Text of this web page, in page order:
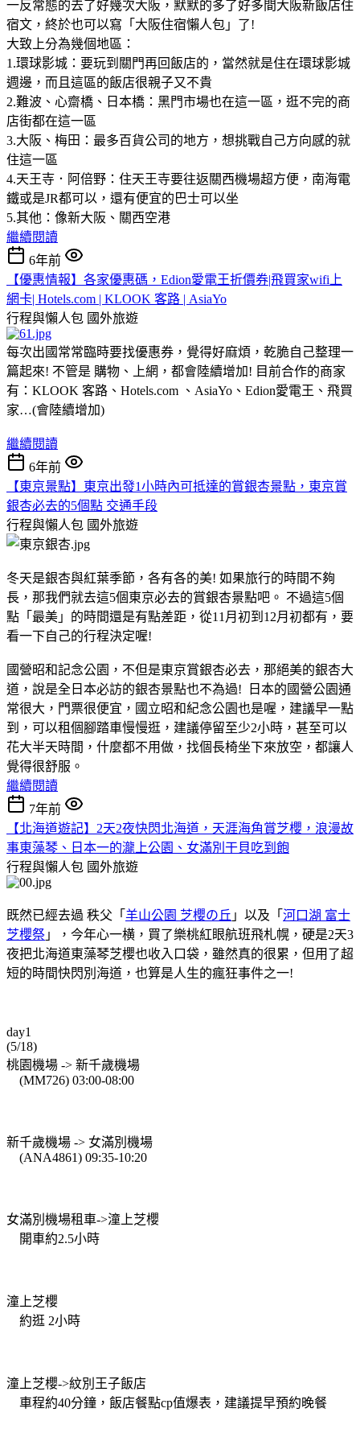
一反常態的去了好幾次大阪，默默的多了好多間大阪新飯店住
宿文，終於也可以寫「大阪住宿懶人包」了!
大致上分為幾個地區：
1.環球影城：要玩到關門再回飯店的，當然就是住在環球影城
週邊，而且這區的飯店很親子又不貴
2.難波、心齋橋、日本橋：黑門市場也在這一區，逛不完的商
店街都在這一區
3.大阪、梅田：最多百貨公司的地方，想挑戰自己方向感的就
住這一區
4.天王寺．阿倍野：住天王寺要往返關西機場超方便，南海電
鐵或是JR都可以，還有便宜的巴士可以坐
5.其他：像新大阪、關西空港
繼續閱讀
6年前
【優惠情報】各家優惠碼，Edion愛電王折價券|飛買家wifi上
網卡| Hotels.com | KLOOK 客路 | AsiaYo
行程與懶人包 國外旅遊
每次出國常常臨時要找優惠券，覺得好麻煩，乾脆自己整理一
篇起來! 不管是 購物、上網，都會陸續增加! 目前合作的商家
有：KLOOK 客路、Hotels.com 、AsiaYo、Edion愛電王、飛買
家…(會陸續增加)
繼續閱讀
6年前
【東京景點】東京出發1小時內可抵達的賞銀杏景點，東京賞
銀杏必去的5個點 交通手段
行程與懶人包 國外旅遊
冬天是銀杏與紅葉季節，各有各的美! 如果旅行的時間不夠
長，那我們就去這5個東京必去的賞銀杏景點吧。 不過這5個
點「最美」的時間還是有點差距，從11月初到12月初都有，要
看一下自己的行程決定喔!
國營昭和記念公園，不但是東京賞銀杏必去，那絕美的銀杏大
道，說是全日本必訪的銀杏景點也不為過! 日本的國營公園通
常很大，門票很便宜，國立昭和紀念公園也是喔，建議早一點
到，可以租個腳踏車慢慢逛，建議停留至少2小時，甚至可以
花大半天時間，什麼都不用做，找個長椅坐下來放空，都讓人
覺得很舒服。
繼續閱讀
7年前
【北海道遊記】2天2夜快閃北海道，天涯海角賞芝櫻，浪漫故
事東藻琴、日本一的瀧上公園、女滿別干貝吃到飽
行程與懶人包 國外旅遊
既然已經去過 秩父「 羊山公園 芝櫻の丘 」以及「 河口湖 富士
芝櫻祭 」，今年心一横，買了樂桃紅眼航班飛札幌，硬是2天3
夜把北海道東藻琴芝櫻也收入口袋，雖然真的很累，但用了超
短的時間快閃別海道，也算是人生的瘋狂事件之一!
day1
(5/18)
桃園機場 -> 新千歲機場
(MM726) 03:00-08:00
新千歲機場 -> 女滿別機場
(ANA4861) 09:35-10:20
女滿別機場租車->潼上芝櫻
開車約2.5小時
潼上芝櫻
約逛 2小時
潼上芝櫻->紋別王子飯店
車程約40分鐘，飯店餐點cp值爆表，建議提早預約晚餐